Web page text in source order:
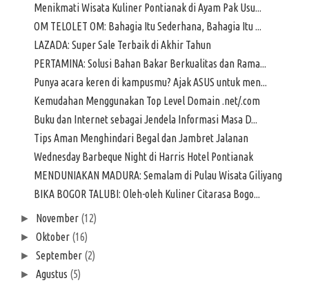
Menikmati Wisata Kuliner Pontianak di Ayam Pak Usu...
OM TELOLET OM: Bahagia Itu Sederhana, Bahagia Itu ...
LAZADA: Super Sale Terbaik di Akhir Tahun
PERTAMINA: Solusi Bahan Bakar Berkualitas dan Rama...
Punya acara keren di kampusmu? Ajak ASUS untuk men...
Kemudahan Menggunakan Top Level Domain .net/.com
Buku dan Internet sebagai Jendela Informasi Masa D...
Tips Aman Menghindari Begal dan Jambret Jalanan
Wednesday Barbeque Night di Harris Hotel Pontianak
MENDUNIAKAN MADURA: Semalam di Pulau Wisata Giliyang
BIKA BOGOR TALUBI: Oleh-oleh Kuliner Citarasa Bogo...
► November (12)
►Oktober (16)
►September (2)
►Agustus (5)